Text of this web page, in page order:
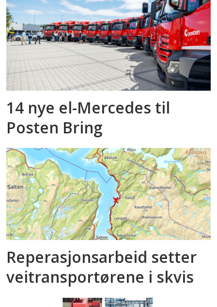
14 nye el-Mercedes til
Posten Bring
Reperasjonsarbeid setter
veitransportørene i skvis